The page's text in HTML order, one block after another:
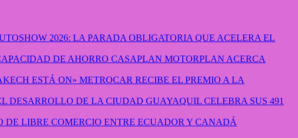
2026: LA PARADA OBLIGATORIA QUE ACELERA EL
CASAPLAN MOTORPLAN ACERCA
METROCAR RECIBE EL PREMIO A LA
GUAYAQUIL CELEBRA SUS 491
DE LIBRE COMERCIO ENTRE ECUADOR Y CANADÁ